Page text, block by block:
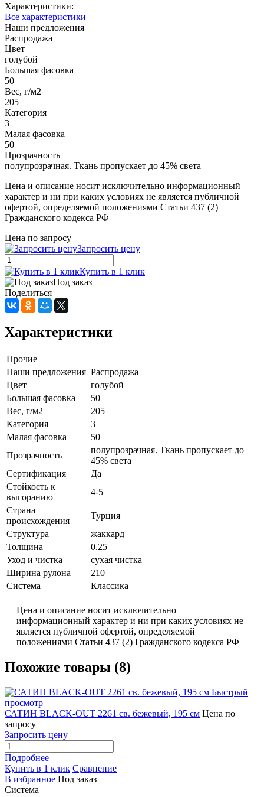
Характеристики:
Все характеристики
Наши предложения
Распродажа
Цвет
голубой
Большая фасовка
50
Вес, г/м2
205
Категория
3
Малая фасовка
50
Прозрачность
полупрозрачная. Ткань пропускает до 45% света
Цена и описание носит исключительно информационный
характер и ни при каких условиях не является публичной
офертой, определяемой положениями Статьи 437 (2)
Гражданского кодекса РФ
Цена по запросу
Запросить цену
Купить в 1 клик
Под заказ
Поделиться
Характеристики
Прочие
Наши предложения Распродажа
Цвет
голубой
Большая фасовка
50
Вес, г/м2
205
Категория
3
Малая фасовка
50
Прозрачность
полупрозрачная. Ткань пропускает до
45% света
Сертификация
Да
Стойкость к
выгоранию
4-5
Страна
происхождения
Турция
Структура
жаккард
Толщина
0.25
Уход и чистка
сухая чистка
Ширина рулона
210
Система
Классика
Цена и описание носит исключительно
информационный характер и ни при каких условиях не
является публичной офертой, определяемой
положениями Статьи 437 (2) Гражданского кодекса РФ
Похожие товары (8)
Быстрый
просмотр
САТИН BLACK-OUT 2261 св. бежевый, 195 см Цена по
запросу
Запросить цену
Подробнее
Купить в 1 клик Сравнение
В избранное Под заказ
Система